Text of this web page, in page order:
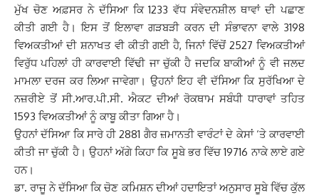
ਮੁੱਖ ਚੋਣ ਅਫ਼ਸਰ ਨੇ ਦੱਸਿਆ ਕਿ 1233 ਵੱਧ ਸੰਵੇਦਨਸ਼ੀਲ ਥਾਵਾਂ ਦੀ ਪਛਾਣ
ਕੀਤੀ ਗਈ ਹੈ। ਇਸ ਤੋਂ ਇਲਾਵਾ ਗੜਬੜੀ ਕਰਨ ਦੀ ਸੰਭਾਵਨਾ ਵਾਲੇ 3198
ਵਿਅਕਤੀਆਂ ਦੀ ਸ਼ਨਾਖਤ ਵੀ ਕੀਤੀ ਗਈ ਹੈ, ਜਿਨਾਂ ਵਿੱਚੋਂ 2527 ਵਿਅਕਤੀਆਂ
ਵਿਰੁੱਧ ਪਹਿਲਾਂ ਹੀ ਕਾਰਵਾਈ ਵਿੱਢੀ ਜਾ ਚੁੱਕੀ ਹੈ ਜਦਕਿ ਬਾਕੀਆਂ ਨੂੰ ਵੀ ਜਲਦ
ਮਾਮਲਾ ਦਰਜ ਕਰ ਲਿਆ ਜਾਵੇਗਾ। ਉਹਨਾਂ ਇਹ ਵੀ ਦੱਸਿਆ ਕਿ ਸੁਰੱਖਿਆ ਦੇ
ਨਜ਼ਰੀਏ ਤੋਂ ਸੀ.ਆਰ.ਪੀ.ਸੀ. ਐਕਟ ਦੀਆਂ ਰੋਕਥਾਮ ਸਬੰਧੀ ਧਾਰਾਵਾਂ ਤਹਿਤ
1593 ਵਿਅਕਤੀਆਂ ਨੂੰ ਕਾਬੂ ਕੀਤਾ ਗਿਆ ਹੈ।
ਉਹਨਾਂ ਦੱਸਿਆ ਕਿ ਸਾਰੇ ਹੀ 2881 ਗੈਰ ਜ਼ਮਾਨਤੀ ਵਾਰੰਟਾਂ ਦੇ ਕੇਸਾਂ ‘ਤੇ ਕਾਰਵਾਈ
ਕੀਤੀ ਜਾ ਚੁੱਕੀ ਹੈ। ਉਹਨਾਂ ਅੱਗੇ ਕਿਹਾ ਕਿ ਸੂਬੇ ਭਰ ਵਿੱਚ 19716 ਨਾਕੇ ਲਾਏ ਗਏ
ਹਨ।
ਡਾ. ਰਾਜੂ ਨੇ ਦੱਸਿਆ ਕਿ ਚੋਣ ਕਮਿਸ਼ਨ ਦੀਆਂ ਹਦਾਇਤਾਂ ਅਨੁਸਾਰ ਸੂਬੇ ਵਿੱਚ ਕੁੱਲ